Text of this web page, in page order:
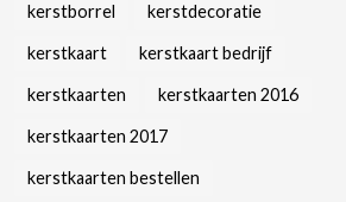
kerstborrel kerstdecoratie
kerstkaart kerstkaart bedrijf
kerstkaarten kerstkaarten 2016
kerstkaarten 2017
kerstkaarten bestellen